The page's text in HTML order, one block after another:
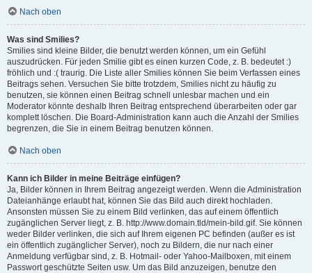
Nach oben
Was sind Smilies?
Smilies sind kleine Bilder, die benutzt werden können, um ein Gefühl
auszudrücken. Für jeden Smilie gibt es einen kurzen Code, z. B. bedeutet :)
fröhlich und :( traurig. Die Liste aller Smilies können Sie beim Verfassen eines
Beitrags sehen. Versuchen Sie bitte trotzdem, Smilies nicht zu häufig zu
benutzen, sie können einen Beitrag schnell unlesbar machen und ein
Moderator könnte deshalb Ihren Beitrag entsprechend überarbeiten oder gar
komplett löschen. Die Board-Administration kann auch die Anzahl der Smilies
begrenzen, die Sie in einem Beitrag benutzen können.
Nach oben
Kann ich Bilder in meine Beiträge einfügen?
Ja, Bilder können in Ihrem Beitrag angezeigt werden. Wenn die Administration
Dateianhänge erlaubt hat, können Sie das Bild auch direkt hochladen.
Ansonsten müssen Sie zu einem Bild verlinken, das auf einem öffentlich
zugänglichen Server liegt, z. B. http://www.domain.tld/mein-bild.gif. Sie können
weder Bilder verlinken, die sich auf Ihrem eigenen PC befinden (außer es ist
ein öffentlich zugänglicher Server), noch zu Bildern, die nur nach einer
Anmeldung verfügbar sind, z. B. Hotmail- oder Yahoo-Mailboxen, mit einem
Passwort geschützte Seiten usw. Um das Bild anzuzeigen, benutze den